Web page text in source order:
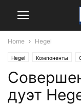
Home Hegel
Hegel Компоненты
дуэт